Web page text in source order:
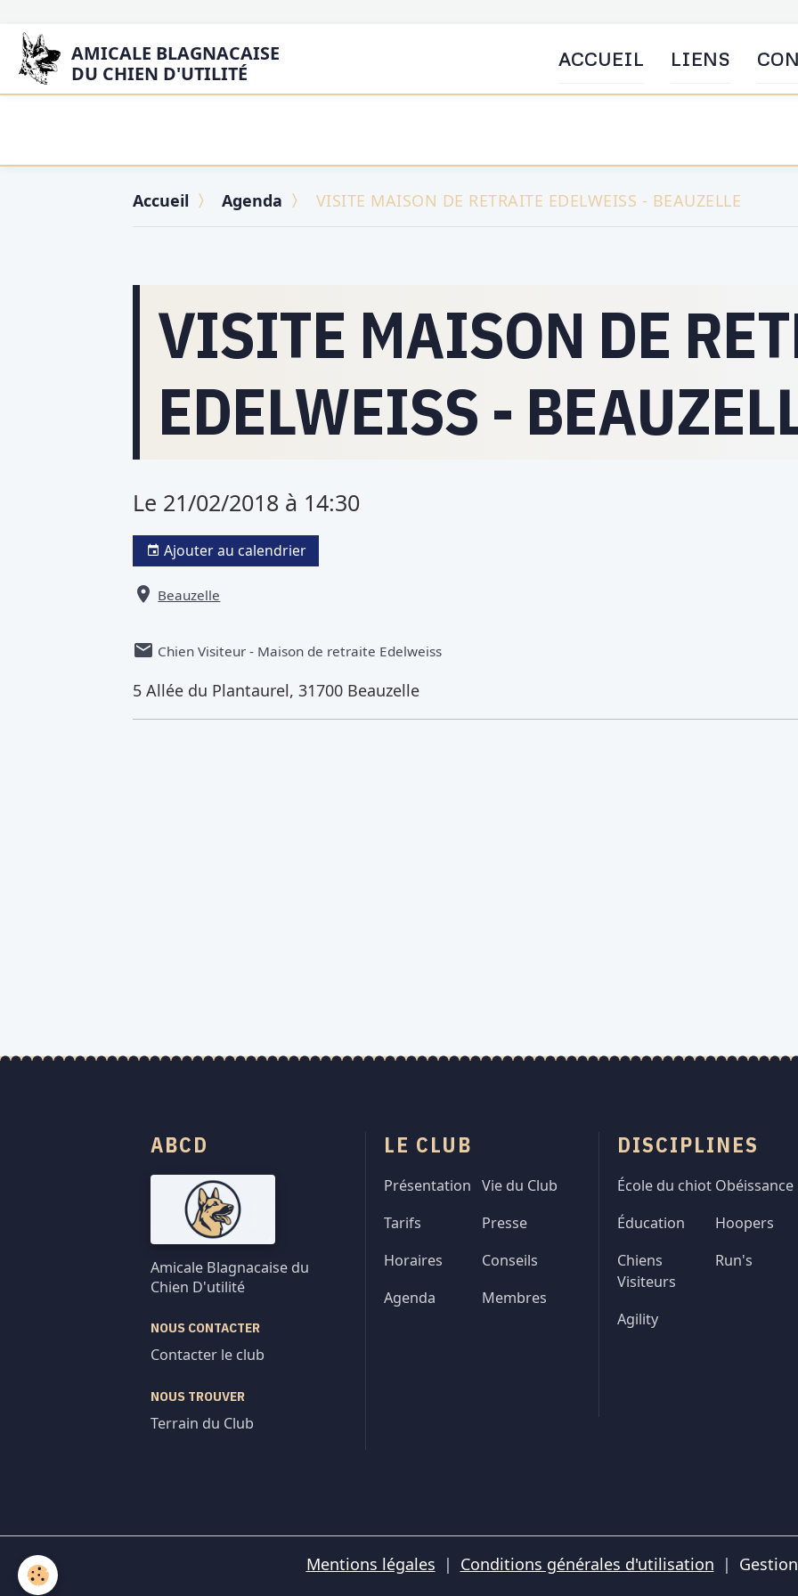
AMICALE BLAGNACAISE
DU CHIEN D'UTILITÉ
ACCUEIL LIENS
Accueil Agenda VISITE MAISON DE RETRAITE EDELWEISS - BEAUZELLE
VISITE MAISON DE
EDELWEISS -
Le 21/02/2018 à 14:30
Ajouter au calendrier
Beauzelle
Chien Visiteur - Maison de retraite Edelweiss
5 Allée du Plantaurel, 31700 Beauzelle
ABCD
Amicale Blagnacaise du
Chien D'utilité
NOUS CONTACTER
Contacter le club
NOUS TROUVER
Terrain du Club
LE CLUB
Présentation
Tarifs
Horaires
Agenda
Vie du Club
Presse
Conseils
Membres
DISCIPLINES
École du chiot
Éducation
Chiens
Visiteurs
Agility
Obéissance
Hoopers
Run's
Mentions légales Conditions générales d'utilisation